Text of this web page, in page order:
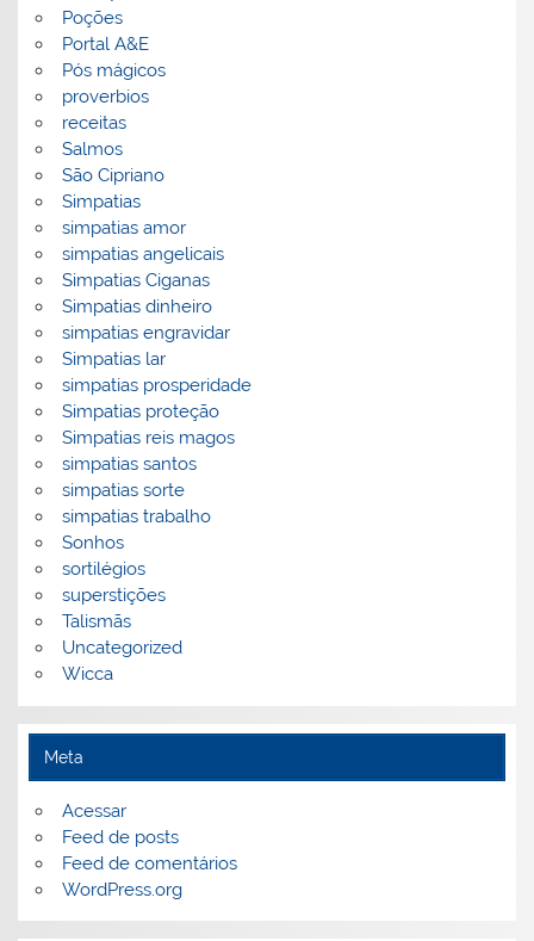
Poções
Portal A&E
Pós mágicos
proverbios
receitas
Salmos
São Cipriano
Simpatias
simpatias amor
simpatias angelicais
Simpatias Ciganas
Simpatias dinheiro
simpatias engravidar
Simpatias lar
simpatias prosperidade
Simpatias proteção
Simpatias reis magos
simpatias santos
simpatias sorte
simpatias trabalho
Sonhos
sortilégios
superstições
Talismãs
Uncategorized
Wicca
Meta
Acessar
Feed de posts
Feed de comentários
WordPress.org